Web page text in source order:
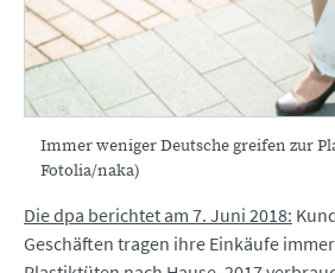
Immer weniger Deutsche greifen zur
Fotolia/naka)
Die dpa berichtet am 7. Juni 2018:
Geschäften tragen ihre Einkäufe